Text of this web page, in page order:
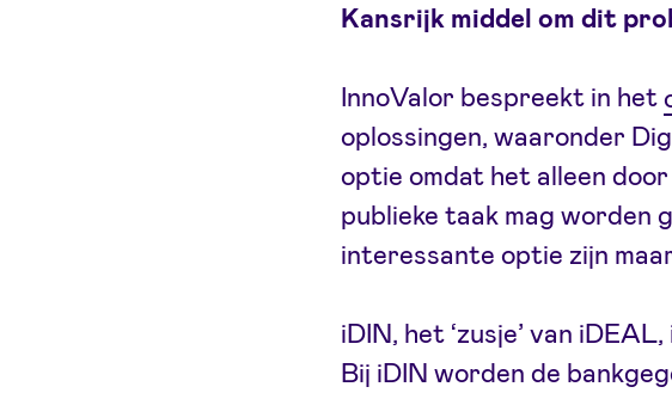
Kansrijk middel om dit
InnoValor bespreekt in het
oplossingen, waaronder
optie omdat het alleen
publieke taak mag worden
interessante optie zijn
iDIN, het ‘zusje’ van
Bij iDIN worden de